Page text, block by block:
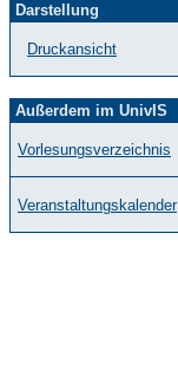
Darstellung
Druckansicht
Außerdem im UnivIS
Vorlesungsverzeichnis
Veranstaltungskalender